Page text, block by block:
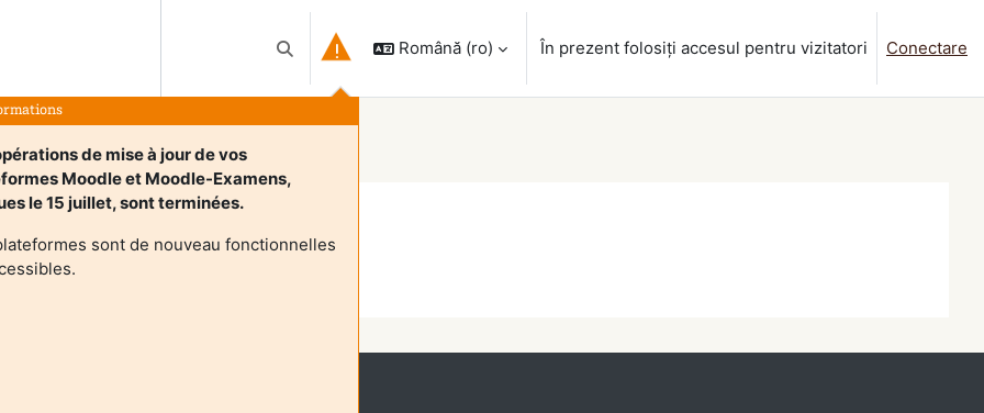
Afișați căutarea
de mise à jour de vos
Moodle et Moodle-Examens,
le 15 juillet, sont terminées.
sont de nouveau fonctionnelles
Română ‎(ro)‎ În prezent folosiți accesul pentru vizitatori Conectare